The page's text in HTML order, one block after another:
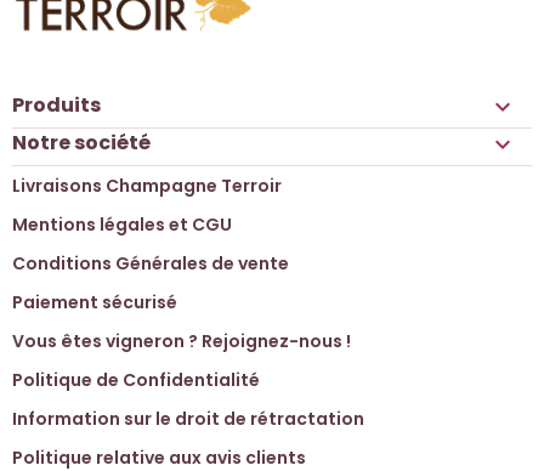
Produits 
Notre société 
Livraisons Champagne Terroir
Mentions légales et CGU
Conditions Générales de vente
Paiement sécurisé
Vous êtes vigneron ? Rejoignez-nous !
Politique de Confidentialité
Information sur le droit de rétractation
Politique relative aux avis clients